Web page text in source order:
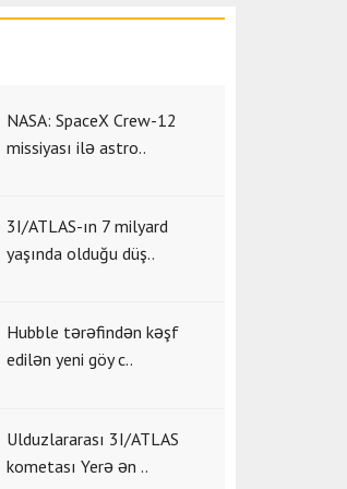
NASA: SpaceX Crew-12
missiyası ilə astro..
3I/ATLAS-ın 7 milyard
yaşında olduğu düş..
Hubble tərəfindən kəşf
edilən yeni göy c..
Ulduzlararası 3I/ATLAS
kometası Yerə ən ..